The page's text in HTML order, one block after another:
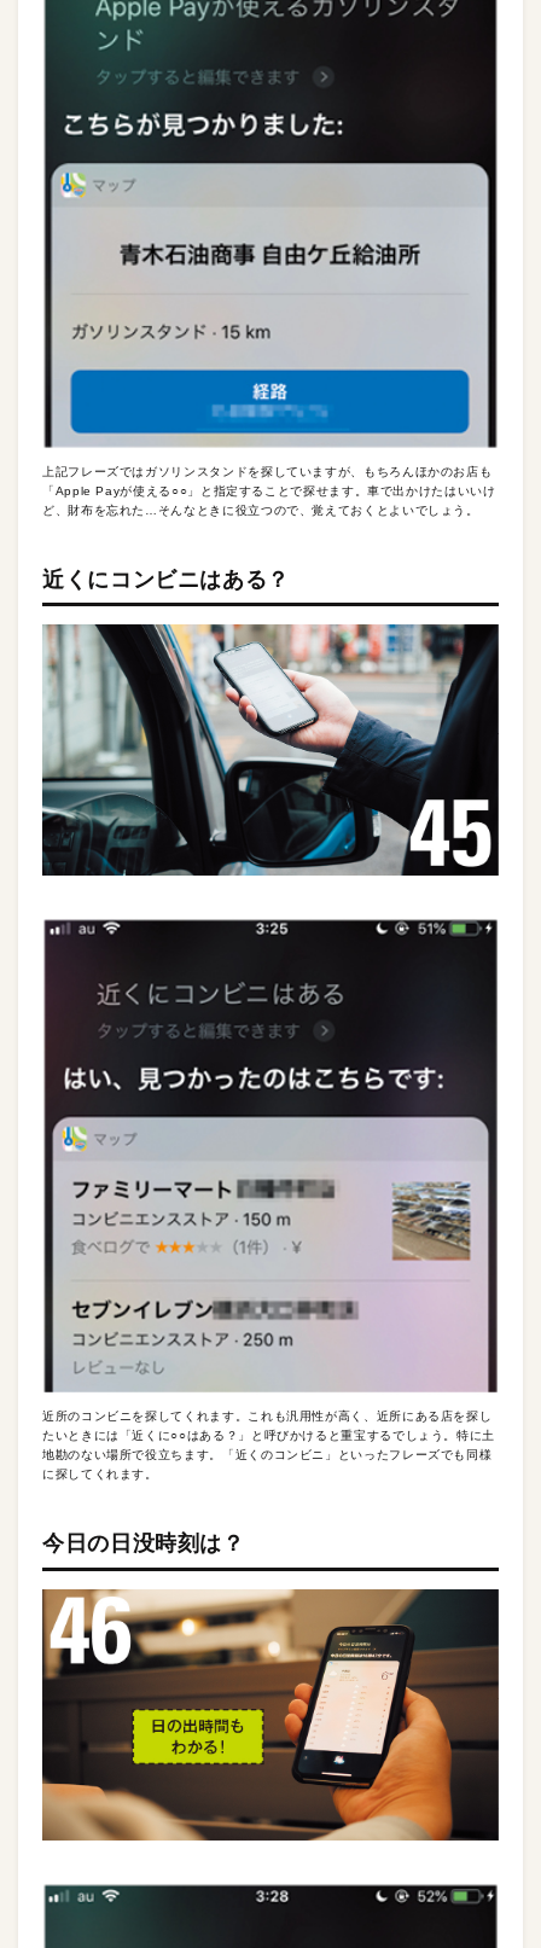
上記フレーズではガソリンスタンドを探していますが、もちろんほかのお店も
「Apple Payが使える○○」と指定することで探せます。車で出かけたはいいけ
ど、財布を忘れた…そんなときに役立つので、覚えておくとよいでしょう。
近くにコンビニはある？
近所のコンビニを探してくれます。これも汎用性が高く、近所にある店を探し
たいときには「近くに○○はある？」と呼びかけると重宝するでしょう。特に土
地勘のない場所で役立ちます。「近くのコンビニ」といったフレーズでも同様
に探してくれます。
今日の日没時刻は？